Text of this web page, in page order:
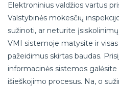
Elektroninius valdžios vartus
Valstybinės mokesčių
sužinoti, ar neturite
VMI sistemoje matysite ir
pažeidimus skirtas baudas.
informacinės sistemos
išieškojimo procesus. Na, o